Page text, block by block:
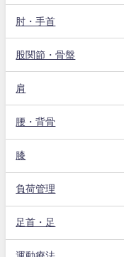
肘・手首
股関節・骨盤
肩
腰・背骨
膝
負荷管理
足首・足